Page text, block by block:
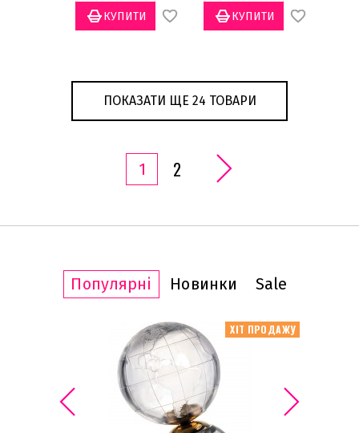
ПОКАЗАТИ ЩЕ 24 ТОВАРИ
1 2
Популярні Новинки Sale
ХІТ ПРОДАЖУ